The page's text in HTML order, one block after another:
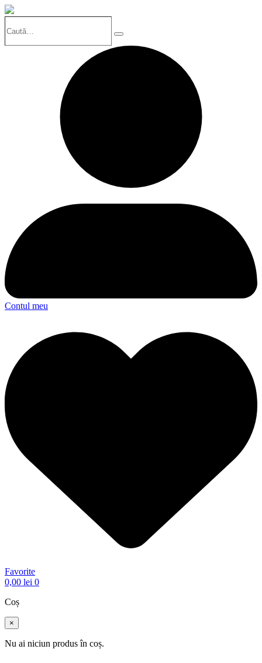
Search
Contul meu
Favorite
0,00 lei 0
Coș
×
Nu ai niciun produs în coș.